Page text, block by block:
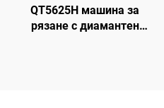
QT5625H машина за
рязане с диамантен